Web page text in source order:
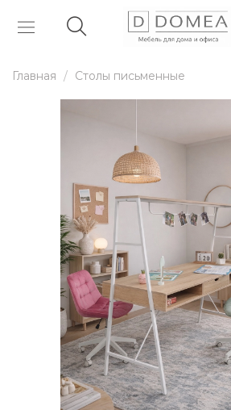
Главная Столы письменные